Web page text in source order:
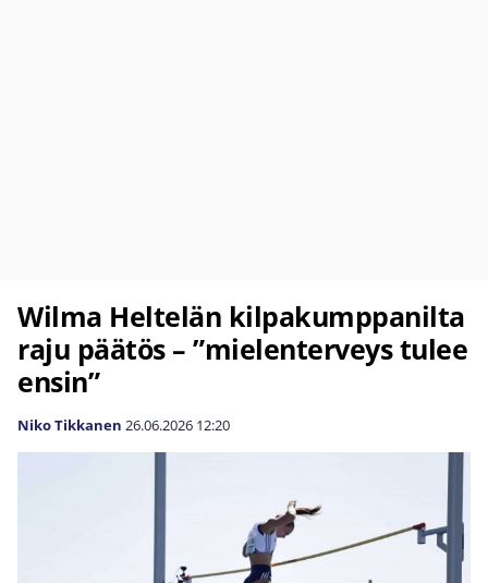
Wilma Heltelän kilpakumppanilta
raju päätös – ”mielenterveys tulee
ensin”
Niko Tikkanen 26.06.2026 12:20